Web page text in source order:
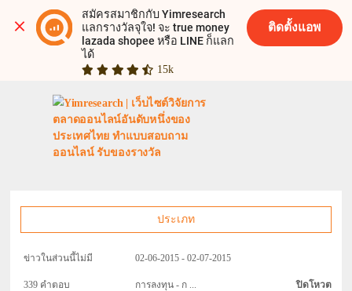
สมัครสมาชิกกับ Yimresearch
แลกรางวัลจุใจ! จะ true money
lazada shopee หรือ LINE ก็แลก
ได้
15k
ติดตั้งแอพ
ประเภท
ข่าวในส่วนนี้ไม่มี 02-06-2015 - 02-07-2015
339 คำตอบ การลงทุน - ก ... ปิดโหวต